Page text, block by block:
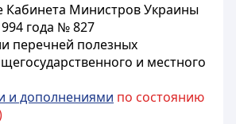
Кабинета Министров Украины
года № 827
перечней полезных
и местного
и дополнениями по состоянию